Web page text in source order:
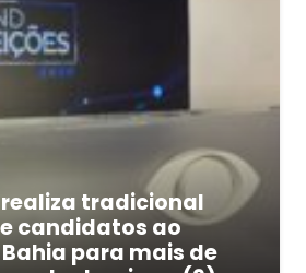
tradicional
candidatos ao
para mais de